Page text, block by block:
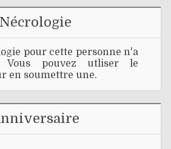
Nécrologie
pour cette personne n'a
Vous pouvez utliser le
en soumettre une.